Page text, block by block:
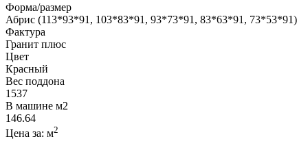
Форма/размер
Абрис (113*93*91, 103*83*91, 93*73*91, 83*63*91, 73*53*91)
Фактура
Гранит плюс
Цвет
Красный
Вес поддона
1537
В машине м2
146.64
Цена за: м2